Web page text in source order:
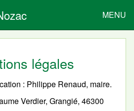
MENU
légales
: Philippe Renaud, maire.
Verdier, Grangié, 46300